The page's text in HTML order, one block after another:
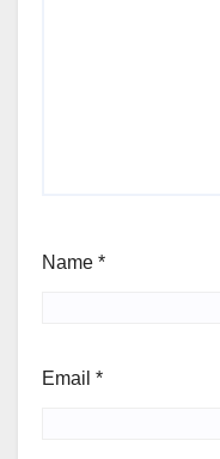
Name *
Email *